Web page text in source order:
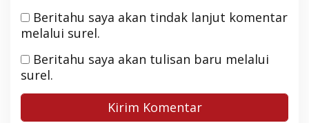
Beritahu saya akan tindak lanjut komentar
melalui surel.
Beritahu saya akan tulisan baru melalui
surel.